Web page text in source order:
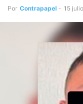
Por Contrapapel - 15